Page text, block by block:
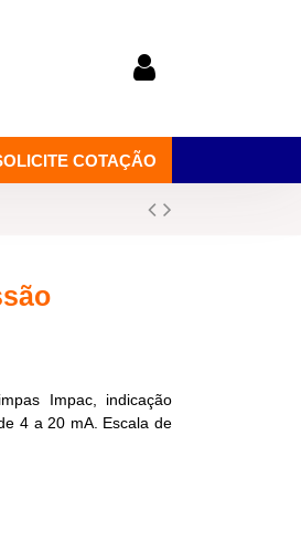
COTAÇÃO
Impac, indicação
4 a 20 mA. Escala de